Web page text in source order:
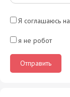
Я соглашаюсь
я не робот